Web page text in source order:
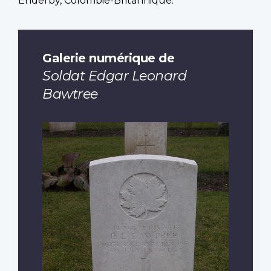
Galerie numérique de
Soldat Edgar Leonard
Bawtree